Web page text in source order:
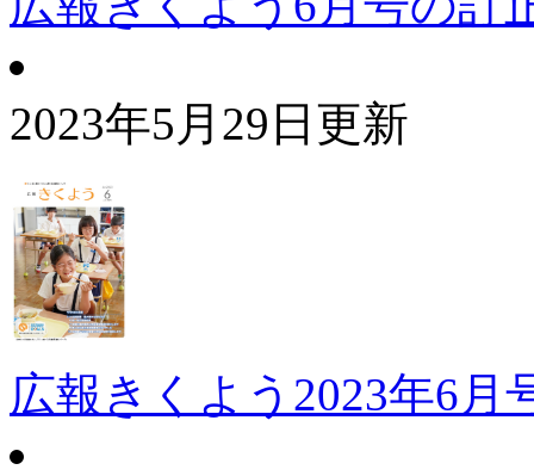
2023年5月29日更新
広報きくよう2023年6月